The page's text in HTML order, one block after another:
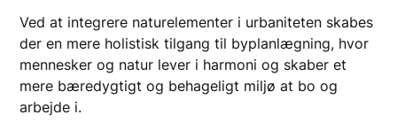
Ved at integrere naturelementer i urbaniteten skabes
der en mere holistisk tilgang til byplanlægning, hvor
mennesker og natur lever i harmoni og skaber et
mere bæredygtigt og behageligt miljø at bo og
arbejde i.